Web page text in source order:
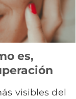
es,
visibles del